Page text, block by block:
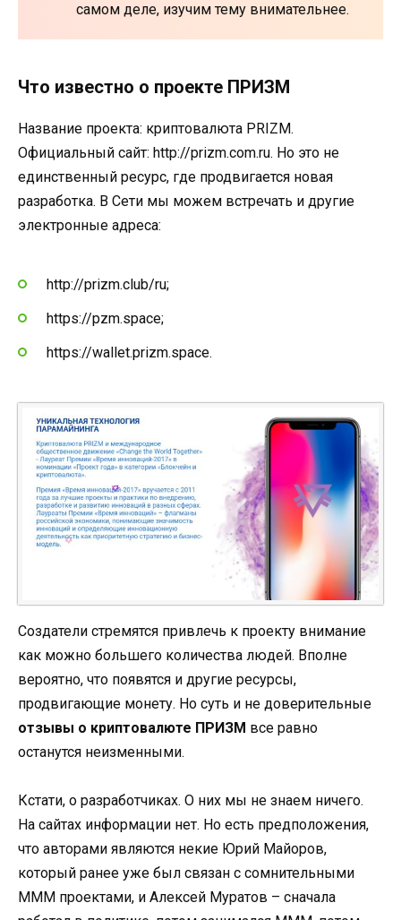
самом деле, изучим тему внимательнее.
Что известно о проекте ПРИЗМ
Название проекта: криптовалюта PRIZM.
Официальный сайт: http://prizm.com.ru. Но это не
единственный ресурс, где продвигается новая
разработка. В Сети мы можем встречать и другие
электронные адреса:
http://prizm.club/ru;
https://pzm.space;
https://wallet.prizm.space.
Создатели стремятся привлечь к проекту внимание
как можно большего количества людей. Вполне
вероятно, что появятся и другие ресурсы,
продвигающие монету. Но суть и не доверительные
отзывы о криптовалюте ПРИЗМ все равно
останутся неизменными.
Кстати, о разработчиках. О них мы не знаем ничего.
На сайтах информации нет. Но есть предположения,
что авторами являются некие Юрий Майоров,
который ранее уже был связан с сомнительными
МММ проектами, и Алексей Муратов – сначала